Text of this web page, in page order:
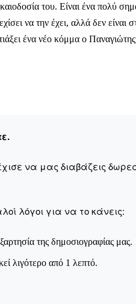
Ορίστε δύο καλοί λόγοι
την ποιότητα και την
Γίνε
του. Είναι ένα πολύ
να την έχει, αλλά δεν είναι
ένα νέο κόμμα ο
να μας διαβάζεις
λόγοι για να το κάνεις:
της δημοσιογραφίας μας.
λιγότερο από 1 λεπτό.